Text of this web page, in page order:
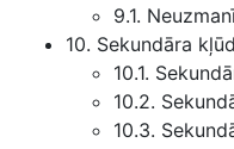
9.1.
10. Sekundāra
10.1.
10.2.
10.3.